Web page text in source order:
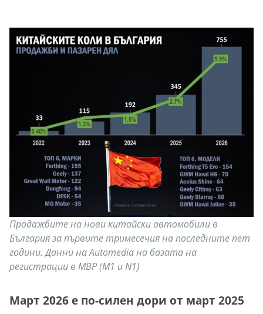
Продажбите на нови китайски автомобили в
България за първите тримесечия на последните пет
години. Данни на Automedia на базата на
регистрации в МВР (M1 и N1)
Март 2026 е по-силен дори от март 2025